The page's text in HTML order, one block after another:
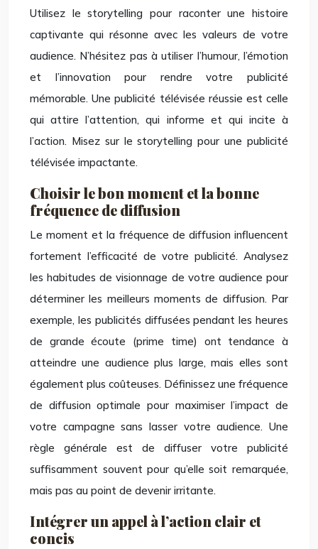
Utilisez le storytelling pour raconter une histoire
captivante qui résonne avec les valeurs de votre
audience. N’hésitez pas à utiliser l’humour, l’émotion
et l’innovation pour rendre votre publicité
mémorable. Une publicité télévisée réussie est celle
qui attire l’attention, qui informe et qui incite à
l’action. Misez sur le storytelling pour une publicité
télévisée impactante.
Choisir le bon moment et la bonne
fréquence de diffusion
Le moment et la fréquence de diffusion influencent
fortement l’efficacité de votre publicité. Analysez
les habitudes de visionnage de votre audience pour
déterminer les meilleurs moments de diffusion. Par
exemple, les publicités diffusées pendant les heures
de grande écoute (prime time) ont tendance à
atteindre une audience plus large, mais elles sont
également plus coûteuses. Définissez une fréquence
de diffusion optimale pour maximiser l’impact de
votre campagne sans lasser votre audience. Une
règle générale est de diffuser votre publicité
suffisamment souvent pour qu’elle soit remarquée,
mais pas au point de devenir irritante.
Intégrer un appel à l’action clair et
concis